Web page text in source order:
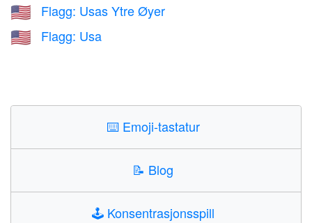
🇺🇲 Flagg: Usas Ytre Øyer
🇺🇸 Flagg: Usa
⌨️ Emoji-tastatur
📝 Blog
🕹️ Konsentrasjonsspill